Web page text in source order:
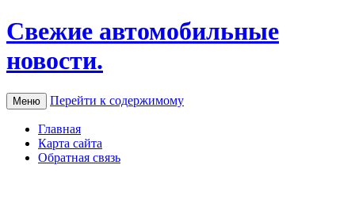
Свежие автомобильные
новости.
Меню Перейти к содержимому
Главная
Карта сайта
Обратная связь